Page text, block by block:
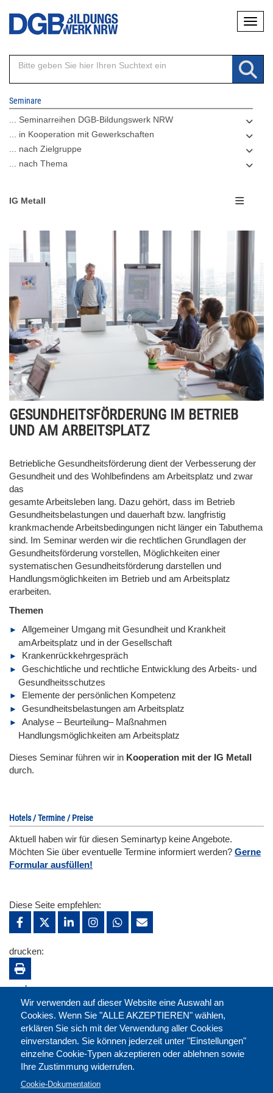
Direkt
Inhalt
Seminare
... Seminarreihen DGB-Bildungswerk NRW
... in Kooperation mit Gewerkschaften
... nach Zielgruppe
... nach Thema
IG Metall
GESUNDHEITSFÖRDERUNG IM BETRIEB
UND AM ARBEITSPLATZ
Betriebliche Gesundheitsförderung dient der Verbesserung der
Gesundheit und des Wohlbefindens am Arbeitsplatz und zwar
das
gesamte Arbeitsleben lang. Dazu gehört, dass im Betrieb
Gesundheitsbelastungen und dauerhaft bzw. langfristig
krankmachende Arbeitsbedingungen nicht länger ein Tabuthema
sind. Im Seminar werden wir die rechtlichen Grundlagen der
Gesundheitsförderung vorstellen, Möglichkeiten einer
systematischen Gesundheitsförderung darstellen und
Handlungsmöglichkeiten im Betrieb und am Arbeitsplatz
erarbeiten.
Themen
Allgemeiner Umgang mit Gesundheit und Krankheit
amArbeitsplatz und in der Gesellschaft
Krankenrückkehrgespräch
Geschichtliche und rechtliche Entwicklung des Arbeits- und
Gesundheitsschutzes
Elemente der persönlichen Kompetenz
Gesundheitsbelastungen am Arbeitsplatz
Analyse – Beurteilung– Maßnahmen
Handlungsmöglichkeiten am Arbeitsplatz
Dieses Seminar führen wir in Kooperation mit der IG Metall
durch.
Hotels / Termine / Preise
Aktuell haben wir für diesen Seminartyp keine Angebote.
Möchten Sie über eventuelle Termine informiert werden? Gerne
Formular ausfüllen!
Wir verwenden auf dieser Website eine Auswahl an
Cookies. Wenn Sie "ALLE AKZEPTIEREN" wählen,
erklären Sie sich mit der Verwendung aller Cookies
einverstanden. Sie können jederzeit unter "Einstellungen"
einzelne Cookie-Typen akzeptieren oder ablehnen sowie
Ihre Zustimmung widerrufen.
Cookie-Dokumentation
Diese Seite empfehlen:
drucken:
merken: